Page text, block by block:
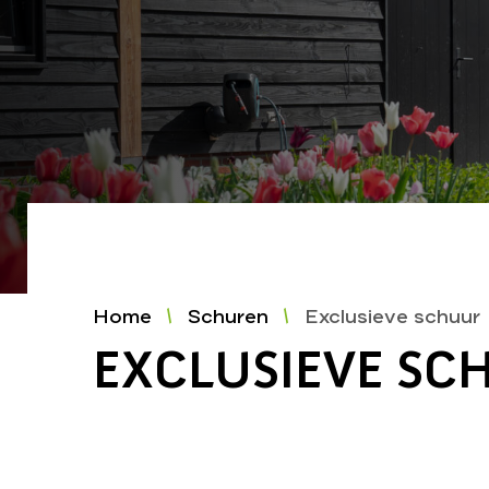
Home Schuren Exclusieve schuur
EXCLUSIEVE